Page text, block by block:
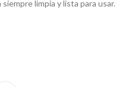
limpia y lista para usar.